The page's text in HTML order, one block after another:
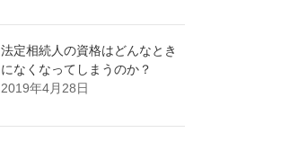
法定相続人の資格はどんなとき
になくなってしまうのか？
2019年4月28日